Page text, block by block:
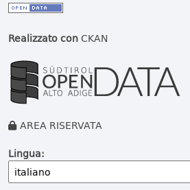
Realizzato conCKAN
AREA RISERVATA
Lingua